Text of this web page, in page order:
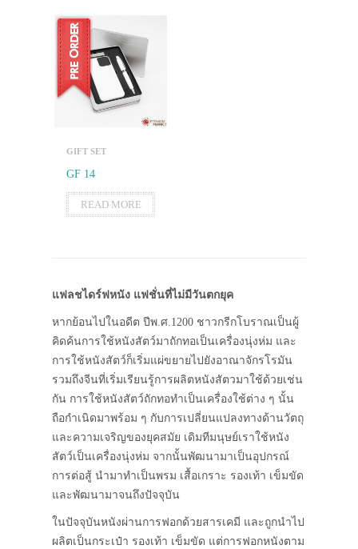
GIFT SET
GF 14
READ MORE
แฟลชไดร์ฟหนัง แฟชั่นที่ไม่มีวันตกยุค
หากย้อนไปในอดีต ปีพ.ศ.1200 ชาวกรีกโบราณเป็นผู้
คิดค้นการใช้หนังสัตว์มาถักทอเป็นเครื่องนุ่งห่ม และ
การใช้หนังสัตว์ก็เริ่มแผ่ขยายไปยังอาณาจักรโรมัน
รวมถึงจีนที่เริ่มเรียนรู้การผลิตหนังสัตวมาใช้ด้วยเช่น
กัน การใช้หนังสัตว์ถักทอทำเป็นเครื่องใช้ต่าง ๆ นั้น
ถือกำเนิดมาพร้อม ๆ กับการเปลี่ยนแปลงทางด้านวัตถุ
และความเจริญของยุคสมัย เดิมทีมนุษย์เราใช้หนัง
สัตว์เป็นเครื่องนุ่งห่ม จากนั้นพัฒนามาเป็นอุปกรณ์
การต่อสู้ นำมาทำเป็นพรม เสื้อเกราะ รองเท้า เข็มขัด
และพัฒนามาจนถึงปัจจุบัน
ในปัจจุบันหนังผ่านการฟอกด้วยสารเคมี และถูกนำไป
ผลิตเป็นกระเป๋า รองเท้า เข็มขัด แต่การฟอกหนังตาม